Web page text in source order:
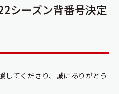
シーズン背番号決定
してくださり、誠にありがとう